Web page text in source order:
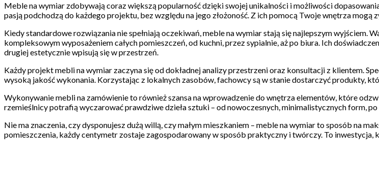
Meble na wymiar zdobywają coraz większą popularność dzięki swojej unikalności i możliwości
pasją podchodzą do każdego projektu, bez względu na jego złożoność. Z ich pomocą Twoje wnętrza mogą
Kiedy standardowe rozwiązania nie spełniają oczekiwań, meble na wymiar stają się najlepszym
kompleksowym wyposażeniem całych pomieszczeń, od kuchni, przez sypialnie, aż po biura. Ich
drugiej estetycznie wpisują się w przestrzeń.
Każdy projekt mebli na wymiar zaczyna się od dokładnej analizy przestrzeni oraz konsultacji z klientem.
wysoką jakość wykonania. Korzystając z lokalnych zasobów, fachowcy są w stanie dostarczyć produkty,
Wykonywanie mebli na zamówienie to również szansa na wprowadzenie do wnętrza elementów, które
rzemieślnicy potrafią wyczarować prawdziwe dzieła sztuki – od nowoczesnych, minimalistycznych form, po
Nie ma znaczenia, czy dysponujesz dużą willą, czy małym mieszkaniem – meble na wymiar to sposób na
pomieszczenia, każdy centymetr zostaje zagospodarowany w sposób praktyczny i twórczy. To